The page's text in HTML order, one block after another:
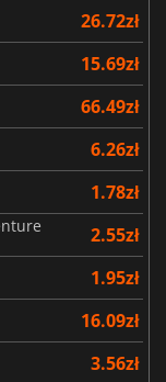
26.72zł
15.69zł
66.49zł
6.26zł
1.78zł
2.55zł
1.95zł
16.09zł
3.56zł